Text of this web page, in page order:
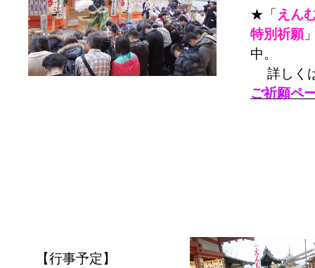
★「 えん
特別祈願
中。
詳しく
ご祈願ペ
【行事予定】